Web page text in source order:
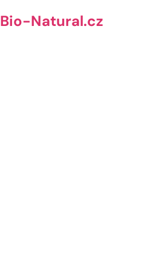
Bio-Natural.cz